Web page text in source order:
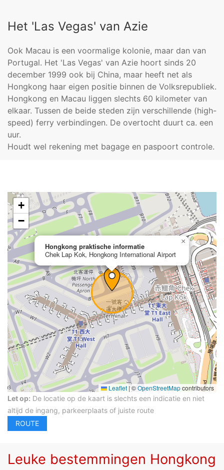
Het 'Las Vegas' van Azie
Ook Macau is een voormalige kolonie, maar dan van
Portugal. Het 'Las Vegas' van Azie hoort sinds 20
december 1999 ook bij China, maar heeft net als
Hongkong haar eigen positie binnen de Volksrepubliek.
Hongkong en Macau liggen slechts 60 kilometer van
elkaar. Tussen de beide steden zijn verschillende (high-
speed) ferry verbindingen. De overtocht duurt ca. een
uur.
Houdt wel rekening met bagage en paspoort controle.
Hongkong praktische informatie
Chek Lap Kok, Hongkong International Airport
×
+
−
Leaflet|©OpenStreetMapcontributors
Let op: De locatie op de kaart is slechts een indicatie en niet
altijd de ingang, parkeerplaats of juiste route
Leuke bestemmingen Hongkong